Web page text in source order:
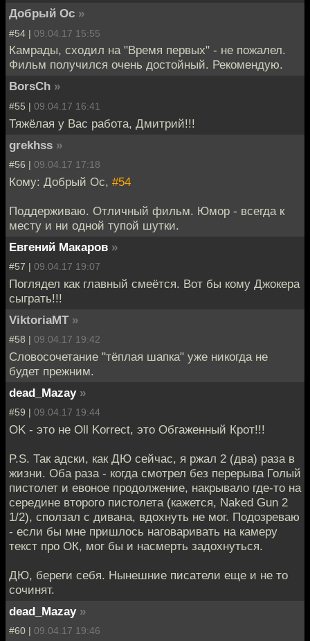
Добрый Ос »
#54 | 09.04.17 15:55
Камрады, сходил на "Время первых" - не пожалел.
Фильм получился очень достойный. Рекомендую.
BorsCh »
#55 | 09.04.17 16:41
Тяжёлая у Вас работа, Дмитрий!!!
grekhss »
#56 | 09.04.17 17:18
Кому: Добрый Ос, #54
Поддерживаю. Отличный фильм. Юмор - всегда к
месту и ни одной тупой шутки.
Евгений Макаров »
#57 | 09.04.17 19:07
Поглядел как главный смеётся. Вот бы кому Джокера
сыграть!!!
ViktoriaMT »
#58 | 09.04.17 19:42
Словосочетание "тёплая шапка" уже никогда не
будет прежним.
dead_Mazay »
#59 | 09.04.17 19:44
OK - это не Oll Korrect, это Обгаженный Крот!!!
P.S. Так адски, как ДЮ сейчас, я ржал 2 (два) раза в
жизни. Оба раза - когда смотрел без перерыва Голый
пистолет и евоное продолжение, накрывало где-то на
середине второго пистолета (кажется, Naked Gun 2
1/2), сползал с дивана, вдохнуть не мог. Подозреваю
- если бы мне пришлось наговаривать на камеру
текст про ОК, мог бы и насмерть задохнуться.
ДЮ, береги себя. Нынешние писатели еще и не то
сочинят.
dead_Mazay »
#60 | 09.04.17 19:46